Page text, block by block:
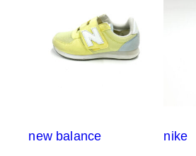
new balance
nike